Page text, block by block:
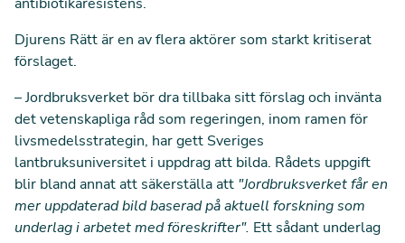
Djurens Rätt är en av flera aktörer som starkt kritiserat
förslaget.
–Jordbruksverket bör dra tillbaka sitt förslag och invänta
det vetenskapliga råd som regeringen, inom ramen för
livsmedelsstrategin, har gett Sveriges
lantbruksuniversitet i uppdrag att bilda. Rådets uppgift
blir bland annat att säkerställa att "Jordbruksverket får en
mer uppdaterad bild baserad på aktuell forskning som
underlag i arbetet med föreskrifter". Ett sådant underlag